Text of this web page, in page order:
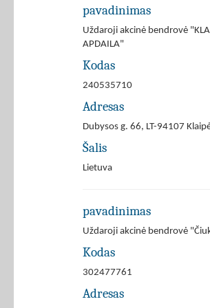
pavadinimas
Uždaroji akcinė bendrovė
APDAILA"
Kodas
240535710
Adresas
Dubysos g. 66, LT-94107
Šalis
Lietuva
pavadinimas
Uždaroji akcinė bendrovė
Kodas
302477761
Adresas